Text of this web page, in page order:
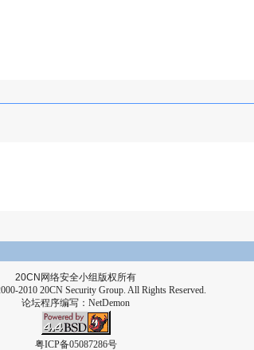
20CN 网络安全小组版权所有
2010 20CN Security Group. All Rights Reserved.
论坛程序编写： NetDemon
粤ICP备05087286号